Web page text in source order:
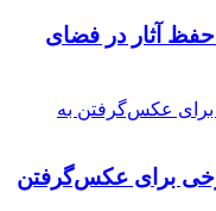
حفظ آثار در فضای
برای عکس‌گرفتن